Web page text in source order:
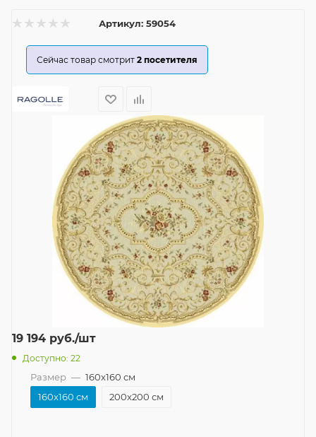
Артикул: 59054
Сейчас товар смотрит 2 посетителя
19 194 руб./шт
Доступно: 22
Размер — 160x160 см
160x160 см
200x200 см